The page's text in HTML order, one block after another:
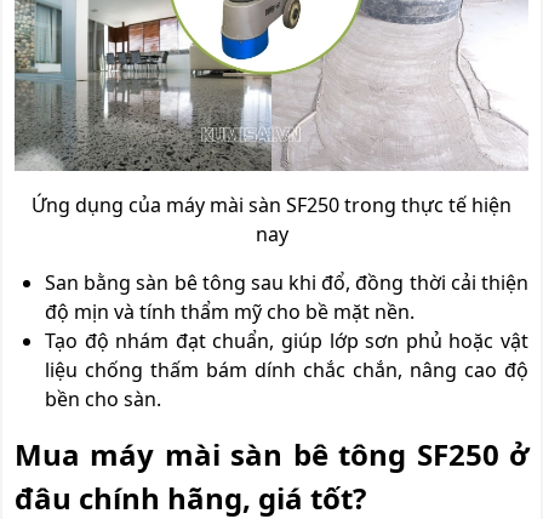
Ứng dụng của máy mài sàn SF250 trong thực tế hiện
nay
San bằng sàn bê tông sau khi đổ, đồng thời cải thiện
độ mịn và tính thẩm mỹ cho bề mặt nền.
Tạo độ nhám đạt chuẩn, giúp lớp sơn phủ hoặc vật
liệu chống thấm bám dính chắc chắn, nâng cao độ
bền cho sàn.
Mua máy mài sàn bê tông SF250 ở
đâu chính hãng, giá tốt?